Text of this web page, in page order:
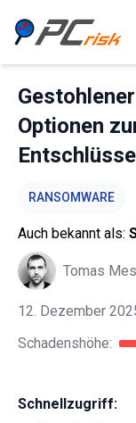
Optionen
RANSOMWARE
Auch bekannt als:
Tomas
12. Dezember
Schadenshöhe:
Schnellzugriff: